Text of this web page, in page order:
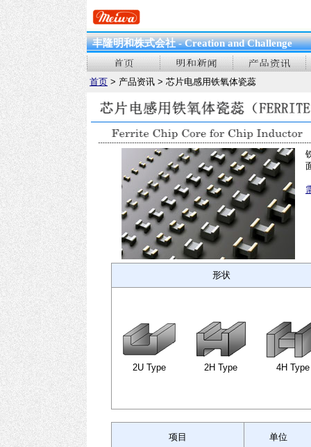
丰隆明和株式会社 - Creation and Challenge
首页 > 产品资讯 > 芯片电感用铁氧体瓷蕊
形状
2U Type 2H Type 4H Type
项目 单位